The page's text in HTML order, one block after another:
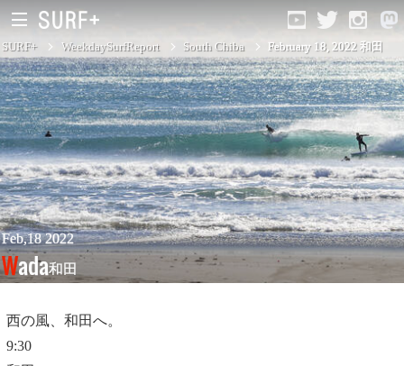
South Ibaraki
North Chiba
South Chiba
Unusually
Video Logs
SURF+ WeekdaySurfReport South Chiba February 18, 2022 和田
Feb,18 2022
Wada和田
西の風、和田へ。
9:30